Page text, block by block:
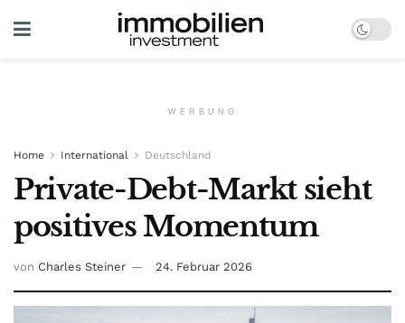
WERBUNG
Home International Deutschland
Private-Debt-Markt sieht
positives Momentum
von Charles Steiner 24. Februar 2026